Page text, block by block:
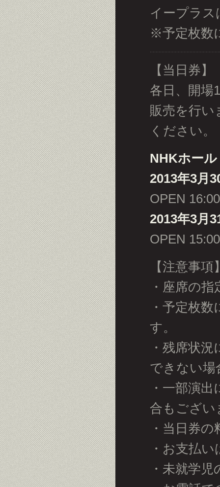
イープラス
※予定枚数
【当日券】
各日、開場
販売を行い
ください。
NHKホール
2013年3月
OPEN
2013年3月
OPEN
【注意事項
・座席の
・予定枚
す。
・残席状
できない場
・一部演
合もござい
・当日券
・お支払
・未就学